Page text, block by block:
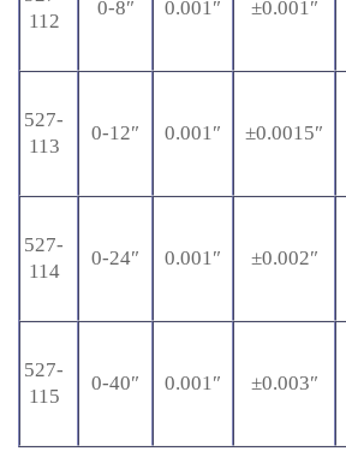
112
0-8″ 0.001″ ±0.001″
527-
113
0-12″ 0.001″ ±0.0015″
527-
114
0-24″ 0.001″ ±0.002″
527-
115
0-40″ 0.001″ ±0.003″